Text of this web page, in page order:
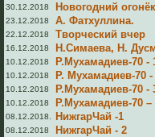
30.12.2018 Новогодний
23.12.2018 А. Фатхуллина.
22.12.2018 Творческий вчер
16.12.2018 Н.Симаева, Н.
10.12.2018 Р.Мухамадиев-70 -
10.12.2018 Р. Мухамадиев-70 -
10.12.2018 Р.Мухамадиев-70 -
10.12.2018 Р.Мухамадиев-70
08.12.2018. НижгарЧай -1
08.12.2018 НижгарЧай - 2